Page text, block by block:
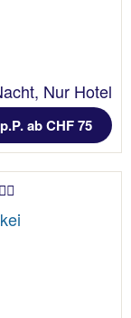
Nur Hotel
ab CHF 75